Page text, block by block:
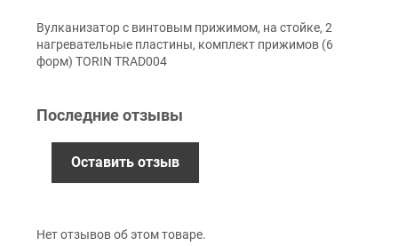
Наличными
Наложенный платеж (при получении)
Безналичный расчет (с НДС)
официальной гарантии от
Вулканизатор с винтовым прижимом, на стойке, 2
нагревательные пластины, комплект прижимов (6
форм) TORIN TRAD004
Последние отзывы
Оставить отзыв
Нет отзывов об этом товаре.